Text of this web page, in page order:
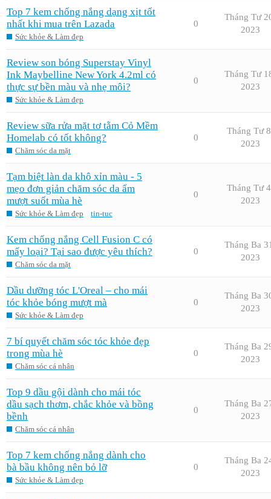
Top 7 kem chống nắng dạng xịt tốt
nhất khi mua trên Lazada
Sức khỏe & Làm đẹp
0
Tháng Tư
2023
Review son bóng Superstay Vinyl
Ink Maybelline New York 4.2ml có
thực sự bền màu và nhẹ môi?
Sức khỏe & Làm đẹp
0
Tháng Tư
2023
Review sữa rửa mặt tơ tằm Cỏ Mềm
Homelab có tốt không?
Chăm sóc da mặt
0
Tháng Tư
2023
Tạm biệt làn da khô xỉn màu - 5
mẹo đơn giản chăm sóc da ẩm
mượt suốt mùa hè
Sức khỏe & Làm đẹp tin-tuc
0
Tháng Tư
2023
Kem chống nắng Cell Fusion C có
mấy loại? Tại sao được yêu thích?
Chăm sóc da mặt
0
Tháng Ba
2023
Dầu dưỡng tóc L'Oreal – cho mái
tóc khỏe bóng mượt mà
Sức khỏe & Làm đẹp
0
Tháng Ba
2023
7 bí quyết chăm sóc tóc khỏe đẹp
trong mùa hè
Chăm sóc cá nhân
0
Tháng Ba
2023
Top 9 dầu gội dành cho mái tóc
dầu sạch thơm, chắc khỏe và bồng
bềnh
Chăm sóc cá nhân
0
Tháng Ba
2023
Top 7 kem chống nắng dành cho
bà bầu không nên bỏ lỡ
Sức khỏe & Làm đẹp
0
Tháng Ba
2023